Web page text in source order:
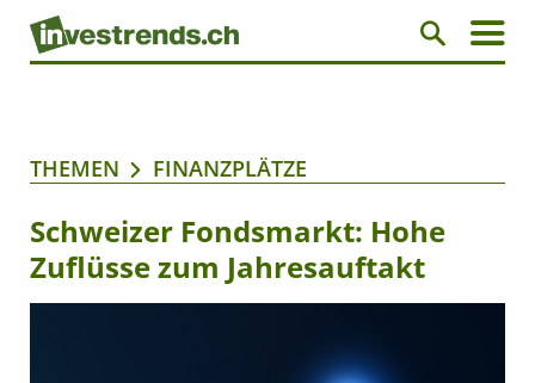
THEMEN FINANZPLÄTZE
Schweizer Fondsmarkt: Hohe
Zuflüsse zum Jahresauftakt